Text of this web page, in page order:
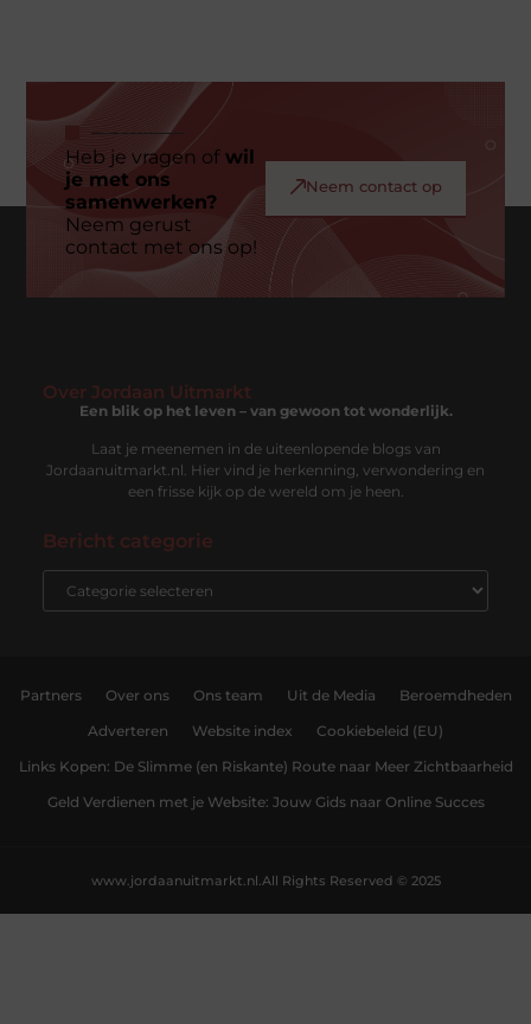
Heb je vragen ofwil
je met ons
samenwerken?
Neem gerust
contact met ons op!
Neem contact op
Over Jordaan Uitmarkt
Een blik op het leven – van gewoon tot wonderlijk.
Laat je meenemen in de uiteenlopende blogs van
Jordaanuitmarkt.nl. Hier vind je herkenning, verwondering en
een frisse kijk op de wereld om je heen.
Bericht categorie
Partners Over ons Ons team Uit de Media Beroemdheden
Adverteren Website index Cookiebeleid (EU)
Links Kopen: De Slimme (en Riskante) Route naar Meer Zichtbaarheid
Geld Verdienen met je Website: Jouw Gids naar Online Succes
All Rights Reserved © 2025
www.jordaanuitmarkt.nl.